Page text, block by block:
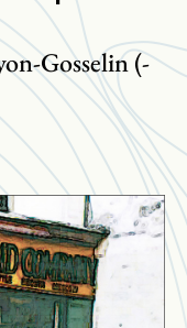
Gosselin (-